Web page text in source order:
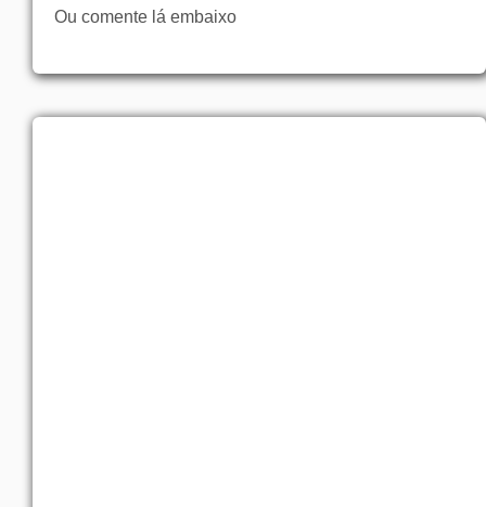
Ou comente lá embaixo